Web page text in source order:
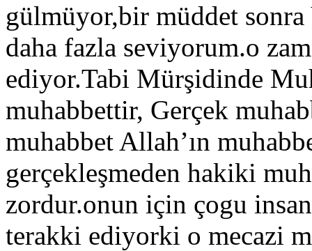
gülmüyor,bir müddet sonra
daha fazla seviyorum.o
ediyor.Tabi Mürşidinde
muhabbettir, Gerçek
muhabbet Allah’ın
gerçekleşmeden hakiki
zordur.onun için çogu
terakki ediyorki o mecazi